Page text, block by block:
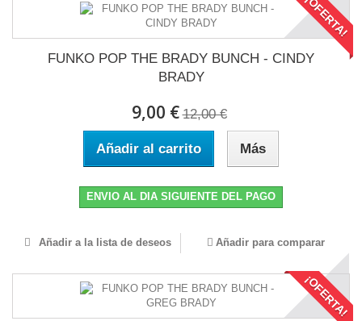
¡OFERTA!
FUNKO POP THE BRADY BUNCH - CINDY
BRADY
9,00 € 12,00 €
Añadir al carrito Más
ENVIO AL DIA SIGUIENTE DEL PAGO
Añadir a la lista de deseos Añadir para comparar
¡OFERTA!